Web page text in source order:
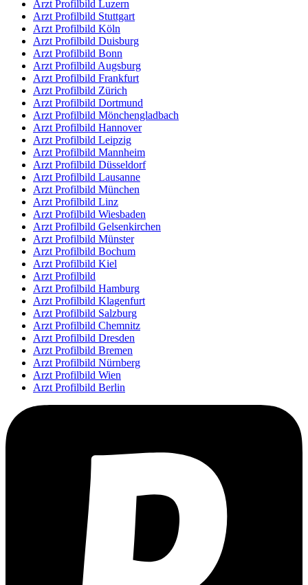
Arzt Profilbild Luzern
Arzt Profilbild Stuttgart
Arzt Profilbild Köln
Arzt Profilbild Duisburg
Arzt Profilbild Bonn
Arzt Profilbild Augsburg
Arzt Profilbild Frankfurt
Arzt Profilbild Zürich
Arzt Profilbild Dortmund
Arzt Profilbild Mönchengladbach
Arzt Profilbild Hannover
Arzt Profilbild Leipzig
Arzt Profilbild Mannheim
Arzt Profilbild Düsseldorf
Arzt Profilbild Lausanne
Arzt Profilbild München
Arzt Profilbild Linz
Arzt Profilbild Wiesbaden
Arzt Profilbild Gelsenkirchen
Arzt Profilbild Münster
Arzt Profilbild Bochum
Arzt Profilbild Kiel
Arzt Profilbild
Arzt Profilbild Hamburg
Arzt Profilbild Klagenfurt
Arzt Profilbild Salzburg
Arzt Profilbild Chemnitz
Arzt Profilbild Dresden
Arzt Profilbild Bremen
Arzt Profilbild Nürnberg
Arzt Profilbild Wien
Arzt Profilbild Berlin